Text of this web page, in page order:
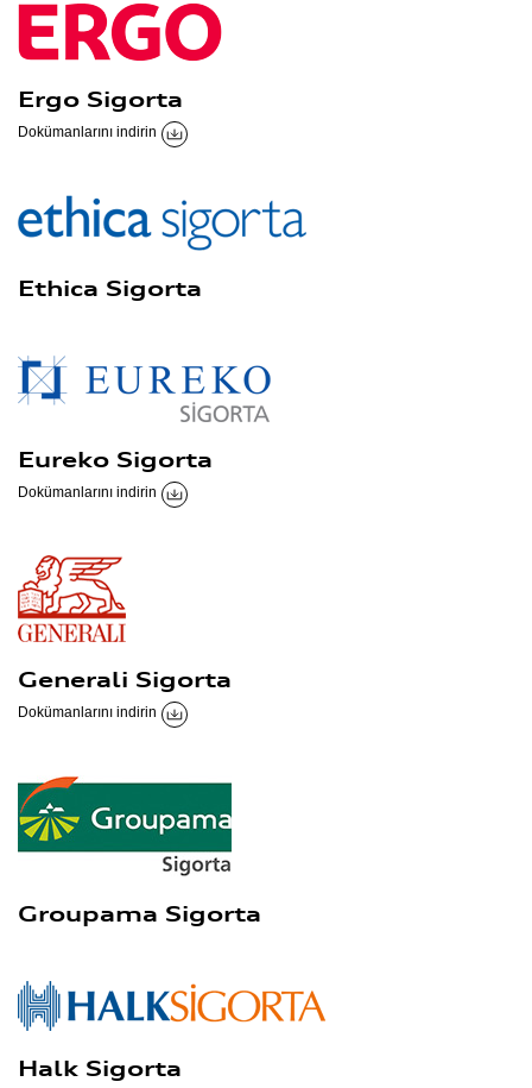
Ergo Sigorta
Dokümanlarını indirin
Ethica Sigorta
Eureko Sigorta
Dokümanlarını indirin
Generali Sigorta
Dokümanlarını indirin
Groupama Sigorta
Halk Sigorta